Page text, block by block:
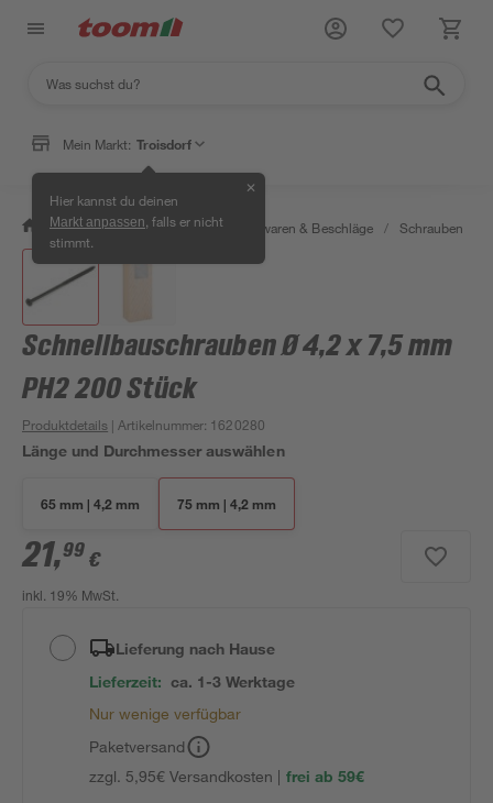
Mein Markt: Troisdorf
Hier kannst du deinen
Markt anpassen , falls er nicht
stimmt.
✕
/ Werkstatt & Maschinen / Eisenwaren & Beschläge / Schrauben
Schnellbauschrauben Ø 4,2 x 7,5 mm
PH2 200 Stück
Produktdetails | Artikelnummer: 1620280
Länge und Durchmesser auswählen
65 mm | 4,2 mm 75 mm | 4,2 mm
21,99 €
inkl. 19% MwSt.
Lieferung nach Hause
Lieferzeit: ca. 1-3 Werktage
Nur wenige verfügbar
Paketversand
zzgl. 5,95€ Versandkosten | frei ab 59€